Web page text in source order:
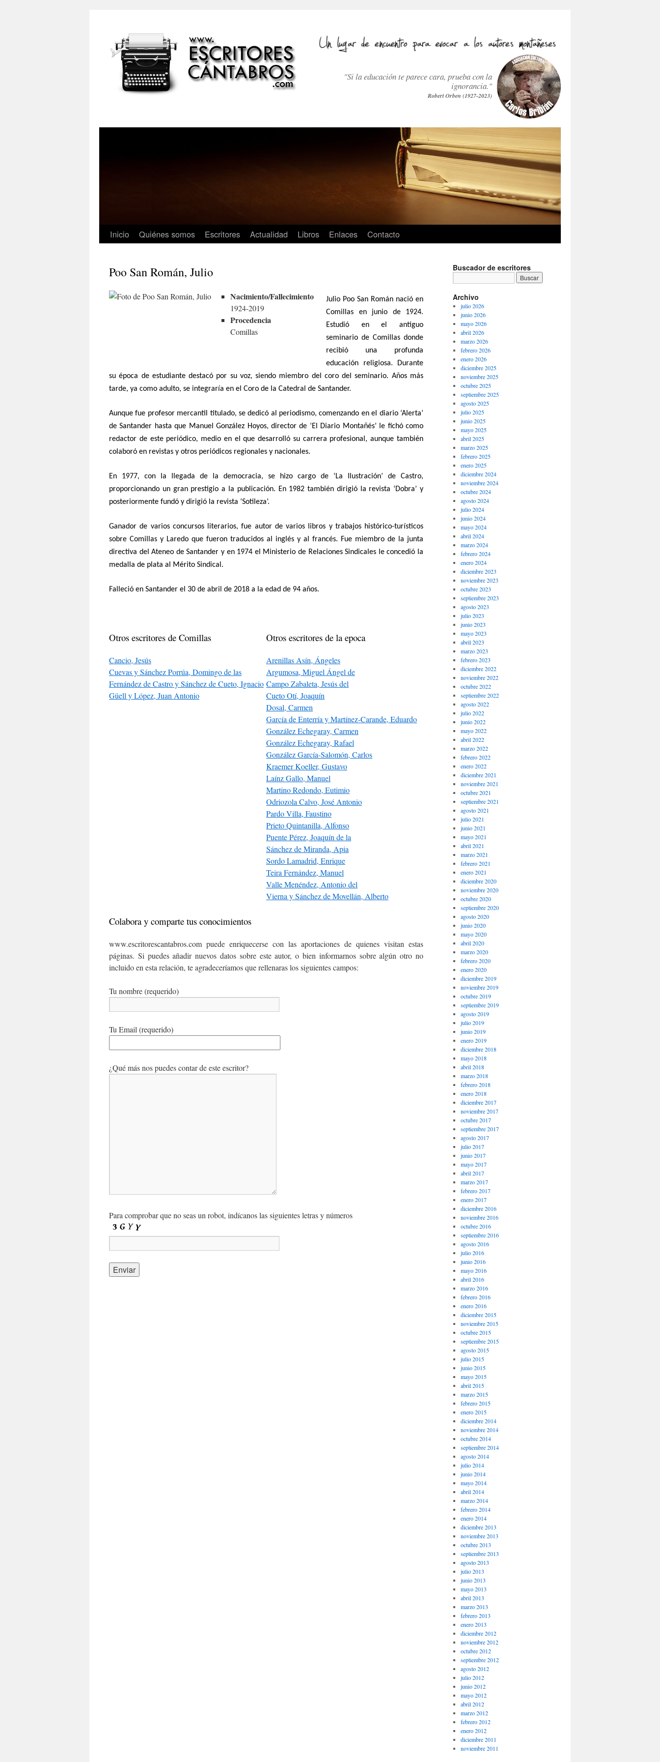
"Si la educación te parece cara, prueba con la
ignorancia."
Robert Orben (1927-2023)
Inicio Quiénes somos Escritores Actualidad Libros Enlaces Contacto
Poo San Román, Julio
Nacimiento/Fallecimiento
1924-2019
Procedencia
Comillas
Julio Poo San Román nació en
Comillas en junio de 1924.
Estudió en el antiguo
seminario de Comillas donde
recibió una profunda
educación religiosa. Durante
su época de estudiante destacó por su voz, siendo miembro del coro del seminario. Años más
tarde, ya como adulto, se integraría en el Coro de la Catedral de Santander.
Aunque fue profesor mercantil titulado, se dedicó al periodismo, comenzando en el diario ‘Alerta’
de Santander hasta que Manuel González Hoyos, director de ‘El Diario Montañés’ le fichó como
redactor de este periódico, medio en el que desarrolló su carrera profesional, aunque también
colaboró en revistas y otros periódicos regionales y nacionales.
En 1977, con la llegada de la democracia, se hizo cargo de ‘La Ilustración’ de Castro,
proporcionando un gran prestigio a la publicación. En 1982 también dirigió la revista ‘Dobra’ y
posteriormente fundó y dirigió la revista ‘Sotileza’.
Ganador de varios concursos literarios, fue autor de varios libros y trabajos histórico-turísticos
sobre Comillas y Laredo que fueron traducidos al inglés y al francés. Fue miembro de la junta
directiva del Ateneo de Santander y en 1974 el Ministerio de Relaciones Sindicales le concedió la
medalla de plata al Mérito Sindical.
Falleció en Santander el 30 de abril de 2018 a la edad de 94 años.
Otros escritores de Comillas
Cancio, Jesús
Cuevas y Sánchez Porrúa, Domingo de las
Fernández de Castro y Sánchez de Cueto, Ignacio
Güell y López, Juan Antonio
Otros escritores de la epoca
Arenillas Asín, Ángeles
Argumosa, Miguel Ángel de
Campo Zabaleta, Jesús del
Cueto Otí, Joaquín
Dosal, Carmen
García de Enterría y Martínez-Carande, Eduardo
González Echegaray, Carmen
González Echegaray, Rafael
González García-Salomón, Carlos
Kraemer Koeller, Gustavo
Laínz Gallo, Manuel
Martino Redondo, Eutimio
Odriozola Calvo, José Antonio
Pardo Villa, Faustino
Prieto Quintanilla, Alfonso
Puente Pérez, Joaquín de la
Sánchez de Miranda, Apia
Sordo Lamadrid, Enrique
Teira Fernández, Manuel
Valle Menéndez, Antonio del
Vierna y Sánchez de Movellán, Alberto
Colabora y comparte tus conocimientos
www.escritorescantabros.com puede enriquecerse con las aportaciones de quienes visitan estas
páginas. Si puedes añadir nuevos datos sobre este autor, o bien informarnos sobre algún otro no
incluido en esta relación, te agradeceríamos que rellenaras los siguientes campos:
Tu nombre (requerido)
Tu Email (requerido)
¿Qué más nos puedes contar de este escritor?
Para comprobar que no seas un robot, indícanos las siguientes letras y números
Buscador de escritores
Archivo
julio 2026
junio 2026
mayo 2026
abril 2026
marzo 2026
febrero 2026
enero 2026
diciembre 2025
noviembre 2025
octubre 2025
septiembre 2025
agosto 2025
julio 2025
junio 2025
mayo 2025
abril 2025
marzo 2025
febrero 2025
enero 2025
diciembre 2024
noviembre 2024
octubre 2024
agosto 2024
julio 2024
junio 2024
mayo 2024
abril 2024
marzo 2024
febrero 2024
enero 2024
diciembre 2023
noviembre 2023
octubre 2023
septiembre 2023
agosto 2023
julio 2023
junio 2023
mayo 2023
abril 2023
marzo 2023
febrero 2023
diciembre 2022
noviembre 2022
octubre 2022
septiembre 2022
agosto 2022
julio 2022
junio 2022
mayo 2022
abril 2022
marzo 2022
febrero 2022
enero 2022
diciembre 2021
noviembre 2021
octubre 2021
septiembre 2021
agosto 2021
julio 2021
junio 2021
mayo 2021
abril 2021
marzo 2021
febrero 2021
enero 2021
diciembre 2020
noviembre 2020
octubre 2020
septiembre 2020
agosto 2020
junio 2020
mayo 2020
abril 2020
marzo 2020
febrero 2020
enero 2020
diciembre 2019
noviembre 2019
octubre 2019
septiembre 2019
agosto 2019
julio 2019
junio 2019
enero 2019
diciembre 2018
mayo 2018
abril 2018
marzo 2018
febrero 2018
enero 2018
diciembre 2017
noviembre 2017
octubre 2017
septiembre 2017
agosto 2017
julio 2017
junio 2017
mayo 2017
abril 2017
marzo 2017
febrero 2017
enero 2017
diciembre 2016
noviembre 2016
octubre 2016
septiembre 2016
agosto 2016
julio 2016
junio 2016
mayo 2016
abril 2016
marzo 2016
febrero 2016
enero 2016
diciembre 2015
noviembre 2015
octubre 2015
septiembre 2015
agosto 2015
julio 2015
junio 2015
mayo 2015
abril 2015
marzo 2015
febrero 2015
enero 2015
diciembre 2014
noviembre 2014
octubre 2014
septiembre 2014
agosto 2014
julio 2014
junio 2014
mayo 2014
abril 2014
marzo 2014
febrero 2014
enero 2014
diciembre 2013
noviembre 2013
octubre 2013
septiembre 2013
agosto 2013
julio 2013
junio 2013
mayo 2013
abril 2013
marzo 2013
febrero 2013
enero 2013
diciembre 2012
noviembre 2012
octubre 2012
septiembre 2012
agosto 2012
julio 2012
junio 2012
mayo 2012
abril 2012
marzo 2012
febrero 2012
enero 2012
diciembre 2011
noviembre 2011